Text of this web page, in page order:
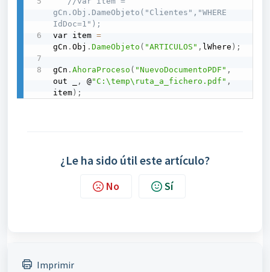
gCn.Obj.DameObjeto("Clientes","WHERE
IdDoc=1");
var item =
gCn .Obj .DameObjeto ( "ARTICULOS" , lWhere ) ;
gCn .AhoraProceso ( "NuevoDocumentoPDF" ,
out _
, @"C:\temp\ruta_a_fichero.pdf" ,
item ) ;
¿Le ha sido útil este artículo?
No Sí
Imprimir